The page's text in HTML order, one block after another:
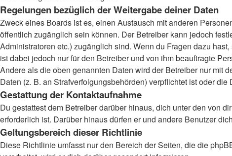
Regelungen bezüglich der Weitergabe deiner Daten
Zweck eines Boards ist es, einen Austausch mit anderen
öffentlich zugänglich sein können. Der Betreiber kann jedoch
Administratoren etc.) zugänglich sind. Wenn du Fragen dazu
ist dabei jedoch nur für den Betreiber und von ihm beauftragte
Andere als die oben genannten Daten wird der Betreiber nur mit
Daten (z. B. an Strafverfolgungsbehörden) verpflichtet ist oder
Gestattung der Kontaktaufnahme
Du gestattest dem Betreiber darüber hinaus, dich unter den von
erforderlich ist. Darüber hinaus dürfen er und andere Benutzer
Geltungsbereich dieser Richtlinie
Diese Richtlinie umfasst nur den Bereich der Seiten, die die